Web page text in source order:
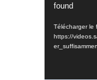
found
Télécharger le
https://